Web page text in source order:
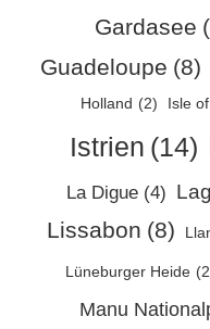
Gardasee
Guadeloupe (8)
Holland (2) Isle
Istrien (14)
La Digue (4)
Lissabon (8)
Lüneburger Heide
Manu